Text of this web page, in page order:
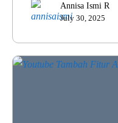
Annisa Ismi R
July 30, 2025